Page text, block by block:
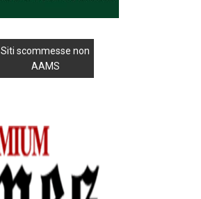
Siti scommesse non
AAMS